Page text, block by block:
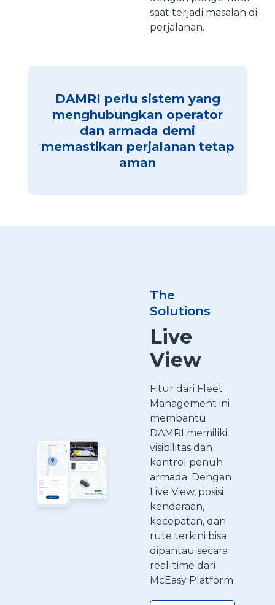
saat terjadi masalah di
perjalanan.
DAMRI perlu sistem yang
menghubungkan operator
dan armada demi
memastikan perjalanan tetap
aman
The
Solutions
Live
View
Fitur dari Fleet
Management ini
membantu
DAMRI memiliki
visibilitas dan
kontrol penuh
armada. Dengan
Live View, posisi
kendaraan,
kecepatan, dan
rute terkini bisa
dipantau secara
real-time dari
McEasy Platform.